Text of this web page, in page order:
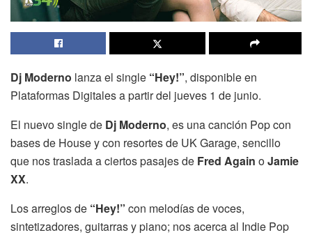
Dj Moderno lanza el single “Hey!”, disponible en
Plataformas Digitales a partir del jueves 1 de junio.
El nuevo single de Dj Moderno, es una canción Pop con
bases de House y con resortes de UK Garage, sencillo
que nos traslada a ciertos pasajes de Fred Again oJamie
XX.
Los arreglos de “Hey!” con melodías de voces,
sintetizadores, guitarras y piano; nos acerca al Indie Pop